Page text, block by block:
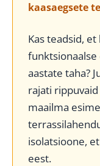
kaasaegsete
Kas teadsid,
aastate taha?
rajati
maailma
isolatsioone,
eest.